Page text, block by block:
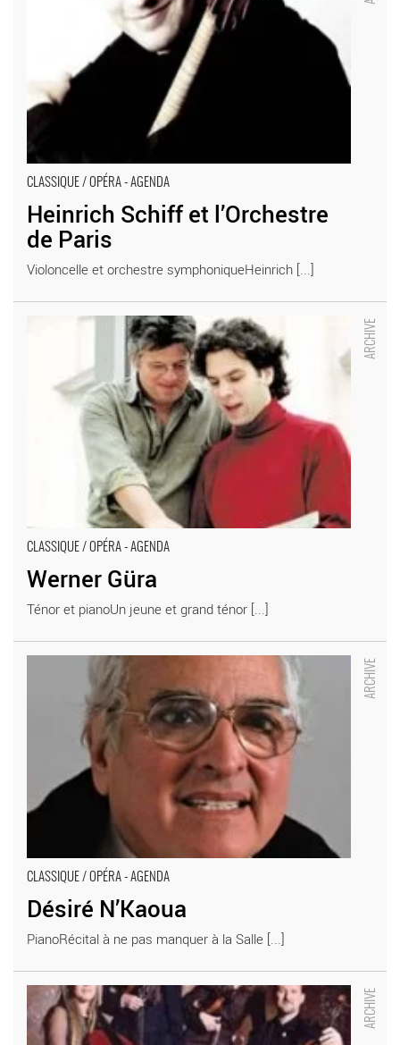
CLASSIQUE / OPÉRA - AGENDA
Heinrich Schiff et l’Orchestre
de Paris
Violoncelle et orchestre symphoniqueHeinrich [...]
CLASSIQUE / OPÉRA - AGENDA
Werner Güra
Ténor et pianoUn jeune et grand ténor [...]
CLASSIQUE / OPÉRA - AGENDA
Désiré N’Kaoua
PianoRécital à ne pas manquer à la Salle [...]
Désiré N’Kaoua - Critique sortie Classique / Opéra
Quatuor Ludwig - Critique sortie Classique / Opéra